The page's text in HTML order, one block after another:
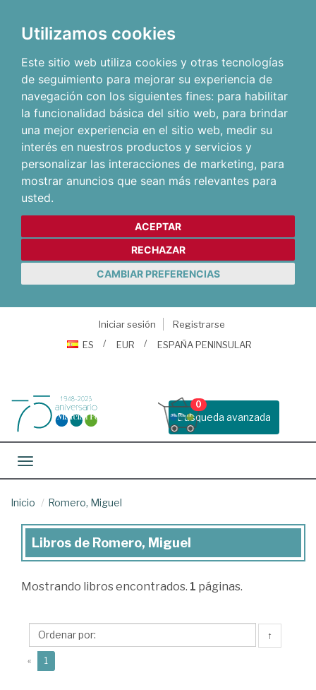
Utilizamos cookies
Este sitio web utiliza cookies y otras tecnologías
de seguimiento para mejorar su experiencia de
navegación con los siguientes fines: para habilitar
la funcionalidad básica del sitio web, para brindar
una mejor experiencia en el sitio web, medir su
interés en nuestros productos y servicios y
personalizar las interacciones de marketing, para
mostrar anuncios que sean más relevantes para
usted.
ACEPTAR
RECHAZAR
CAMBIAR PREFERENCIAS
Iniciar sesión
Registrarse
ES
EUR ESPAÑA PENINSULAR
Busqueda avanzada
0
Toggle navigation
Inicio Romero, Miguel
Libros
Romero,
Libros de Romero, Miguel
Mostrando libros encontrados. 1 páginas.
↑
« 1